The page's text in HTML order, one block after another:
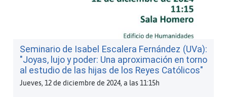
Seminario de Isabel Escalera Fernández (UVa):
"Joyas, lujo y poder: Una aproximación en torno
al estudio de las hijas de los Reyes Católicos"
Jueves, 12 de diciembre de 2024, a las 11:15h